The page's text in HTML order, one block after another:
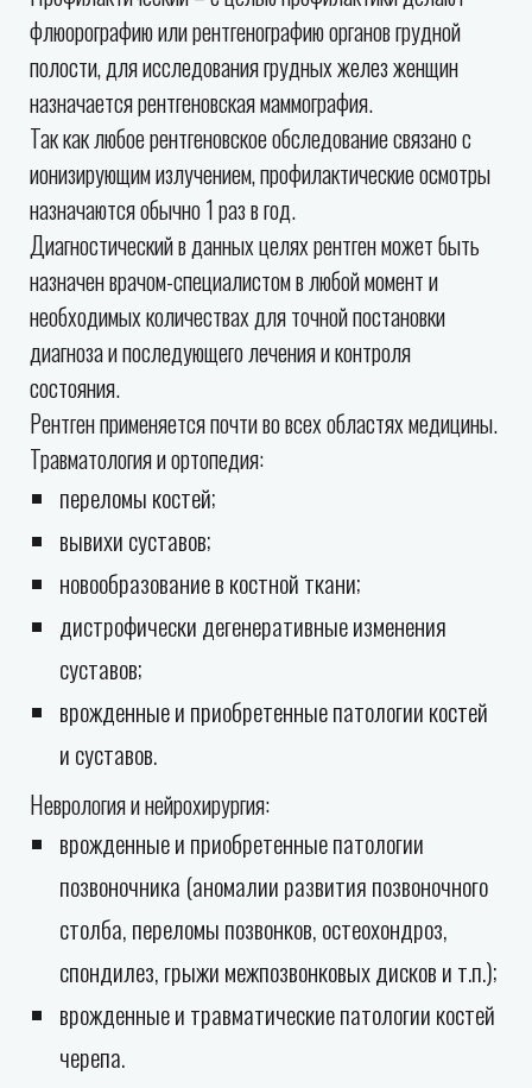
флюорографию или рентгенографию органов грудной
полости, для исследования грудных желез женщин
назначается рентгеновская маммография.
Так как любое рентгеновское обследование связано с
ионизирующим излучением, профилактические осмотры
назначаются обычно 1 раз в год.
Диагностический в данных целях рентген может быть
назначен врачом-специалистом в любой момент и
необходимых количествах для точной постановки
диагноза и последующего лечения и контроля
состояния.
Рентген применяется почти во всех областях медицины.
Травматология и ортопедия:
переломы костей;
вывихи суставов;
новообразование в костной ткани;
дистрофически дегенеративные изменения
суставов;
врожденные и приобретенные патологии костей
и суставов.
Неврология и нейрохирургия:
врожденные и приобретенные патологии
позвоночника (аномалии развития позвоночного
столба, переломы позвонков, остеохондроз,
спондилез, грыжи межпозвонковых дисков и т.п.);
врожденные и травматические патологии костей
черепа.